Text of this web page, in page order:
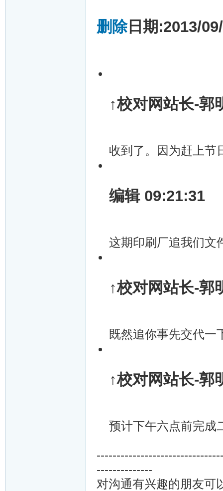
删除日期:2013/
↑校对网站长-郭
收到了。因为赶上节
编辑 09:21:31
这期印刷厂追我们文
↑校对网站长-郭
既然追你事先交代一
↑校对网站长-郭
预计下午六点前完成
--------------
对沟通有兴趣的朋友可